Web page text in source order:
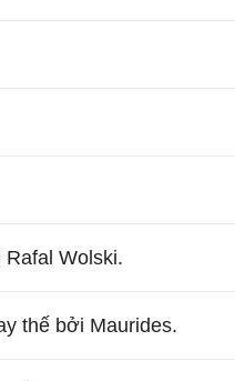
Wolski.
thế bởi Maurides.